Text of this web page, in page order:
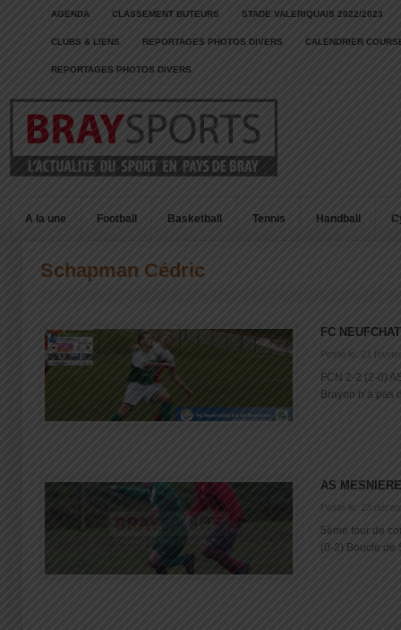
AGENDA CLASSEMENT BUTEURS STADE VALERIQUAIS 2022/2023
CLUBS & LIENS REPORTAGES PHOTOS DIVERS CALENDRIER
REPORTAGES PHOTOS DIVERS
A la une Football Basketball Tennis Handball
Schapman Cédric
FC
Posté le: 21
FCN 2-2 (2-0)
Brayon n’a pas
AS
Posté le: 23
5ème tour de
(0-2) Boucle de